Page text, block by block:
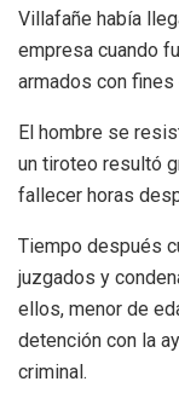
Villafañe había
empresa cuando
armados con fines
El hombre se
un tiroteo resultó
fallecer horas
Tiempo después
juzgados y
ellos, menor de
detención con la
criminal.